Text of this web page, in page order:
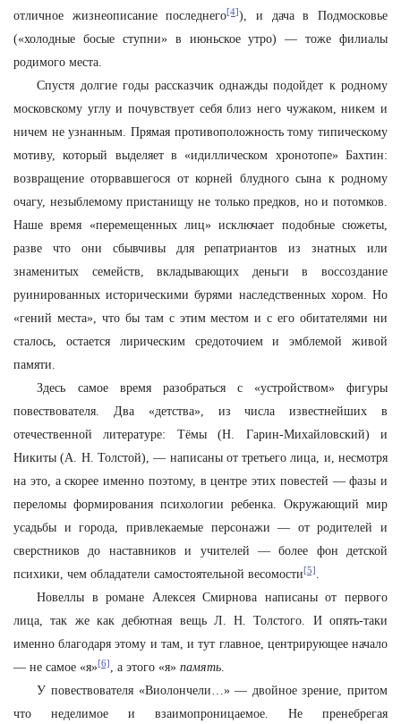
отличное жизнеописание последнего[4]), и дача в Подмосковье
(«холодные босые ступни» в июньское утро) — тоже филиалы
родимого места.
Спустя долгие годы рассказчик однажды подойдет к родному
московскому углу и почувствует себя близ него чужаком, никем и
ничем не узнанным. Прямая противоположность тому типическому
мотиву, который выделяет в «идиллическом хронотопе» Бахтин:
возвращение оторвавшегося от корней блудного сына к родному
очагу, незыблемому пристанищу не только предков, но и потомков.
Наше время «перемещенных лиц» исключает подобные сюжеты,
разве что они сбывчивы для репатриантов из знатных или
знаменитых семейств, вкладывающих деньги в воссоздание
руинированных историческими бурями наследственных хором. Но
«гений места», что бы там с этим местом и с его обитателями ни
сталось, остается лирическим средоточием и эмблемой живой
памяти.
Здесь самое время разобраться с «устройством» фигуры
повествователя. Два «детства», из числа известнейших в
отечественной литературе: Тёмы (Н. Гарин-Михайловский) и
Никиты (А. Н. Толстой), — написаны от третьего лица, и, несмотря
на это, а скорее именно поэтому, в центре этих повестей — фазы и
переломы формирования психологии ребенка. Окружающий мир
усадьбы и города, привлекаемые персонажи — от родителей и
сверстников до наставников и учителей — более фон детской
психики, чем обладатели самостоятельной весомости[5] .
Новеллы в романе Алексея Смирнова написаны от первого
лица, так же как дебютная вещь Л. Н. Толстого. И опять-таки
именно благодаря этому и там, и тут главное, центрирующее начало
— не самое «я»[6] , а этого «я» память.
У повествователя «Виолончели…» — двойное зрение, притом
что неделимое и взаимопроницаемое. Не пренебрегая